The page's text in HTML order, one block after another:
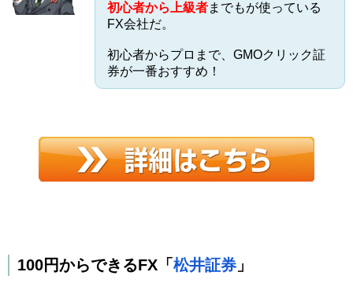
初心者から上級者までもが使っている
FX会社だ。
初心者からプロまで、GMOクリック証
券が一番おすすめ！
100円からできるFX「 松井証券 」